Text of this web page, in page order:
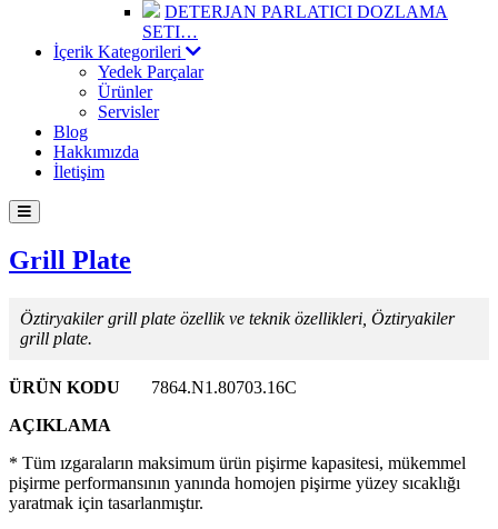
DETERJAN PARLATICI DOZLAMA
SETI…
İçerik Kategorileri
Yedek Parçalar
Ürünler
Servisler
Blog
Hakkımızda
İletişim
Grill Plate
Öztiryakiler grill plate özellik ve teknik özellikleri, Öztiryakiler
grill plate.
ÜRÜN KODU
7864.N1.80703.16C
AÇIKLAMA
* Tüm ızgaraların maksimum ürün pişirme kapasitesi, mükemmel
pişirme performansının yanında homojen pişirme yüzey sıcaklığı
yaratmak için tasarlanmıştır.